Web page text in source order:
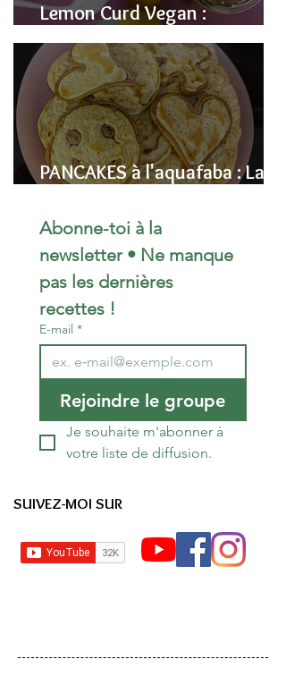
Lemon Curd Vegan :
L'alternative saine aux pois
chiches
PANCAKES à l'aquafaba : La
Moelleuse (Sans Œufs)
Abonne-toi à la
newsletter • Ne manque
pas les dernières
recettes !
E-mail *
Rejoindre le groupe
Je souhaite m'abonner à
votre liste de diffusion.
SUIVEZ-MOI SUR